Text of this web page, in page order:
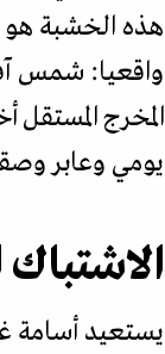
هذه الخشبة هو
واقعيا: شمس
المخرج
يومي وعابر
يستعيد أسامة